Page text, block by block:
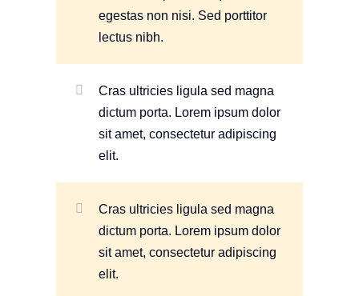
egestas non nisi. Sed porttitor
lectus nibh.
Cras ultricies ligula sed magna
dictum porta. Lorem ipsum dolor
sit amet, consectetur adipiscing
elit.
Cras ultricies ligula sed magna
dictum porta. Lorem ipsum dolor
sit amet, consectetur adipiscing
elit.